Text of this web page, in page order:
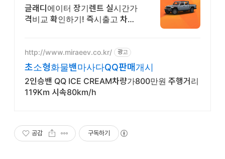
특가차량 무료견적
글래디에이터 장기렌트 실시간가
격비교 확인하기! 즉시출고 차량
션 차량 빠른출고 선점하세요.
http://www.miraeev.co.kr/ 광고
초소형화물밴마사다QQ판매개시
2인승밴 QQ ICE CREAM차량가800만원 주행거리
119Km 시속80km/h
공감 구독하기